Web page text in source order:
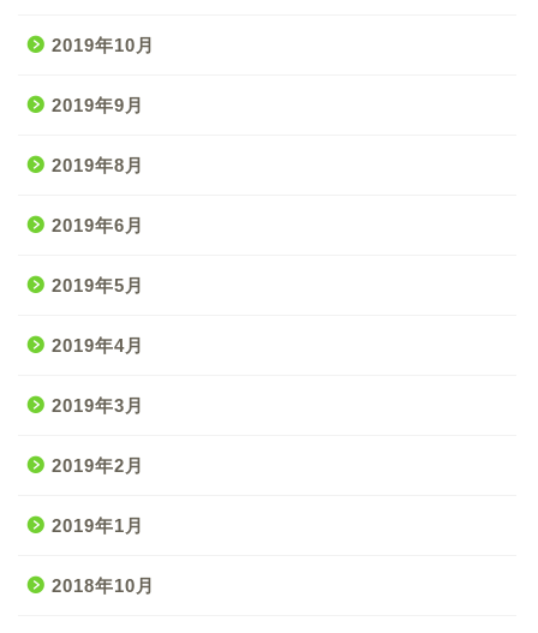
2019年10月
2019年9月
2019年8月
2019年6月
2019年5月
2019年4月
2019年3月
2019年2月
2019年1月
2018年10月